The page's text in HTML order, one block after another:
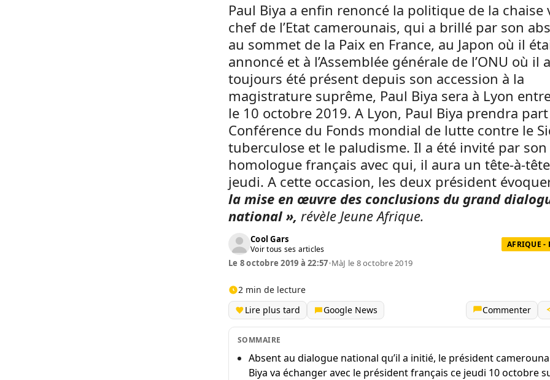
Paul Biya a enfin renoncé la politique de la chaise
chef de l’Etat camerounais, qui a brillé par son
au sommet de la Paix en France, au Japon où il
annoncé et à l’Assemblée générale de l’ONU où il a
toujours été présent depuis son accession à la
magistrature suprême, Paul Biya sera à Lyon
le 10 octobre 2019. A Lyon, Paul Biya prendra
Conférence du Fonds mondial de lutte contre le
tuberculose et le paludisme. Il a été invité par son
homologue français avec qui, il aura un tête-à-
jeudi. A cette occasion, les deux président
la mise en œuvre des conclusions du grand
national », révèle Jeune Afrique.
Cool Gars
Voir tous ses articles AFRIQUE -
Le 8 octobre 2019 à 22:57•MàJ le 8 octobre 2019
2 min de lecture
Lire plus tard
Google News Commenter
SOMMAIRE
Absent au dialogue national qu’il a initié, le président
Biya va échanger avec le président français ce jeudi 10 octobre